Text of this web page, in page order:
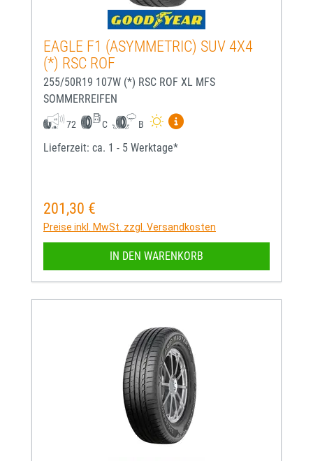
EAGLE F1 (ASYMMETRIC) SUV 4X4
(*) RSC ROF
255/50R19 107W (*) RSC ROF XL MFS
SOMMERREIFEN
72 C B
Mehr Informationen zum
Lieferzeit: ca. 1 - 5 Werktage*
Regulärer Preis:
201,30 €
Preise inkl. MwSt. zzgl. Versandkosten
IN DEN WARENKORB